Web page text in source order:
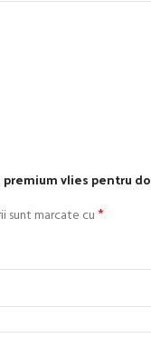
vlies pentru
sunt marcate cu*